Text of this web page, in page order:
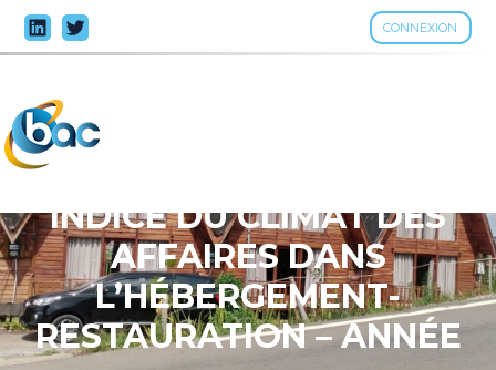
CONNEXION
Aller
au
INDICE DU CLIMAT DES
AFFAIRES DANS
L’HÉBERGEMENT-
RESTAURATION – ANNÉE